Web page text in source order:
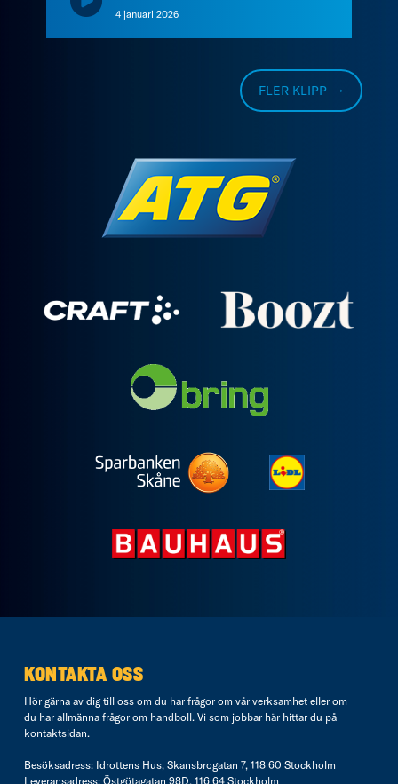
4 januari 2026
FLER KLIPP →
KONTAKTA OSS
Hör gärna av dig till oss om du har frågor om vår verksamhet eller om
du har allmänna frågor om handboll. Vi som jobbar här hittar du på
kontaktsidan.
Besöksadress: Idrottens Hus, Skansbrogatan 7, 118 60 Stockholm
Leveransadress: Östgötagatan 98D, 116 64 Stockholm